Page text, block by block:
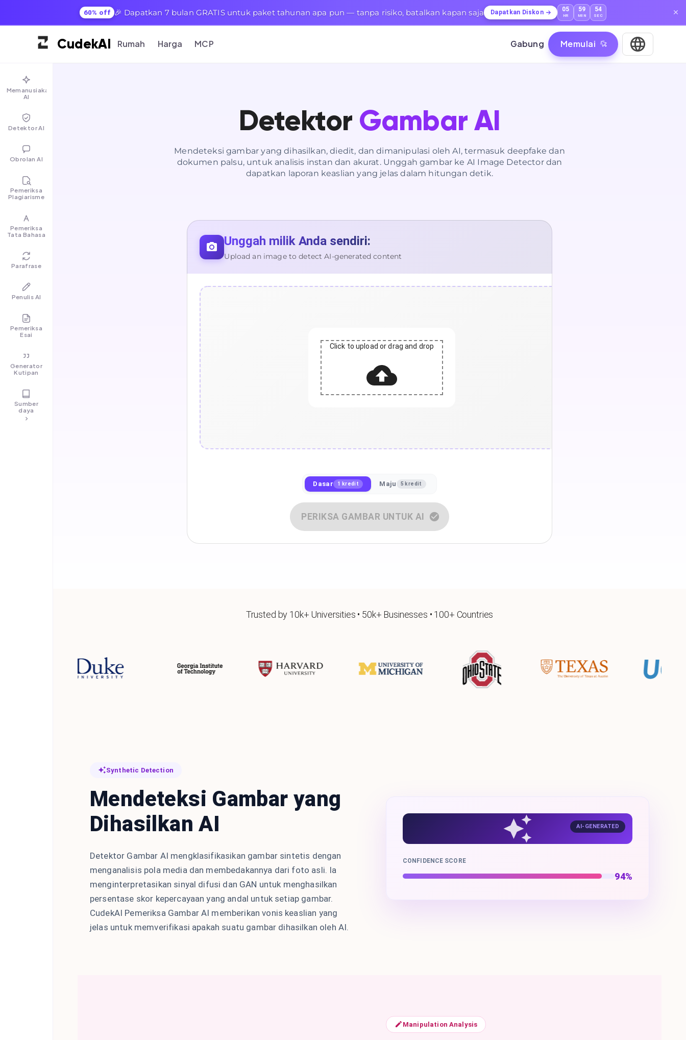
60% off 🎉 Dapatkan 7 bulan GRATIS untuk paket tahunan apa pun — tanpa risiko, batalkan kapan saja Dapatkan Diskon 05
HR
59
MIN
53
SEC
CudekAI Rumah Harga MCP Gabung Memulai
Memanusiakan
AI
Detektor AI
Obrolan AI
Pemeriksa
Plagiarisme
Pemeriksa
Tata Bahasa
Parafrase
Penulis AI
Pemeriksa
Esai
Generator
Kutipan
Sumber
daya
Detektor Gambar AI
Mendeteksi gambar yang dihasilkan, diedit, dan dimanipulasi oleh AI, termasuk deepfake dan
dokumen palsu, untuk analisis instan dan akurat. Unggah gambar ke AI Image Detector dan
dapatkan laporan keaslian yang jelas dalam hitungan detik.
Unggah milik Anda sendiri:
Upload an image to detect AI-generated content
Click to upload or drag and drop
Dasar 1 kredit Maju 5 kredit
PERIKSA GAMBAR UNTUK AI
Trusted by 10k+ Universities • 50k+ Businesses • 100+ Countries
Synthetic Detection
Mendeteksi Gambar yang
Dihasilkan AI
Detektor Gambar AI mengklasifikasikan gambar sintetis dengan
menganalisis pola media dan membedakannya dari foto asli. Ia
menginterpretasikan sinyal difusi dan GAN untuk menghasilkan
persentase skor kepercayaan yang andal untuk setiap gambar.
CudekAI Pemeriksa Gambar AI memberikan vonis keaslian yang
jelas untuk memverifikasi apakah suatu gambar dihasilkan oleh AI.
AI-GENERATED
CONFIDENCE SCORE
94%
Manipulation Analysis